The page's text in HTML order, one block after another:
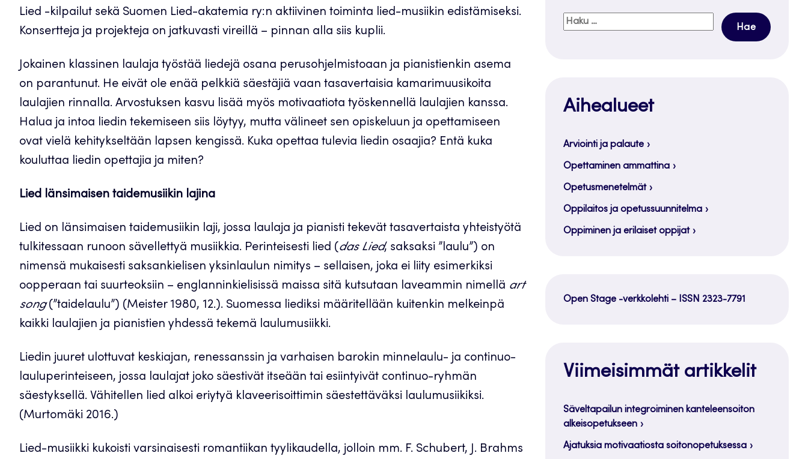
Lied -kilpailut sekä Suomen Lied-akatemia ry:n aktiivinen toiminta lied-musiikin edistämiseksi.
Konsertteja ja projekteja on jatkuvasti vireillä – pinnan alla siis kuplii.
Jokainen klassinen laulaja työstää liedejä osana perusohjelmistoaan ja pianistienkin asema
on parantunut. He eivät ole enää pelkkiä säestäjiä vaan tasavertaisia kamarimuusikoita
laulajien rinnalla. Arvostuksen kasvu lisää myös motivaatiota työskennellä laulajien kanssa.
Halua ja intoa liedin tekemiseen siis löytyy, mutta välineet sen opiskeluun ja opettamiseen
ovat vielä kehitykseltään lapsen kengissä. Kuka opettaa tulevia liedin osaajia? Entä kuka
kouluttaa liedin opettajia ja miten?
Lied länsimaisen taidemusiikin lajina
Lied on länsimaisen taidemusiikin laji, jossa laulaja ja pianisti tekevät tasavertaista yhteistyötä
tulkitessaan runoon sävellettyä musiikkia. Perinteisesti lied (das Lied, saksaksi ”laulu”) on
nimensä mukaisesti saksankielisen yksinlaulun nimitys – sellaisen, joka ei liity esimerkiksi
oopperaan tai suurteoksiin – englanninkielisissä maissa sitä kutsutaan laveammin nimellä art
song(”taidelaulu”) (Meister 1980, 12.). Suomessa liediksi määritellään kuitenkin melkeinpä
kaikki laulajien ja pianistien yhdessä tekemä laulumusiikki.
Liedin juuret ulottuvat keskiajan, renessanssin ja varhaisen barokin minnelaulu- ja continuo-
lauluperinteiseen, jossa laulajat joko säestivät itseään tai esiintyivät continuo-ryhmän
säestyksellä. Vähitellen lied alkoi eriytyä klaveerisoittimin säestettäväksi laulumusiikiksi.
(Murtomäki 2016.)
Lied-musiikki kukoisti varsinaisesti romantiikan tyylikaudella, jolloin mm. F. Schubert, J. Brahms
Haku:
Aihealueet
Arviointi ja palaute
Opettaminen ammattina
Opetusmenetelmät
Oppilaitos ja opetussuunnitelma
Oppiminen ja erilaiset oppijat
Open Stage -verkkolehti – ISSN 2323-7791
Viimeisimmät artikkelit
Säveltapailun integroiminen kanteleensoiton
alkeisopetukseen
Ajatuksia motivaatiosta soitonopetuksessa